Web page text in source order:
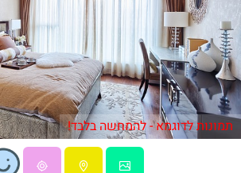
תמונות לדוגמא - להמחשה בלבד!